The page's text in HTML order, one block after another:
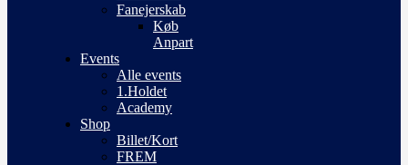
Fanejerskab
Køb
Anpart
Events
Alle events
1.Holdet
Academy
Shop
Billet/Kort
FREM